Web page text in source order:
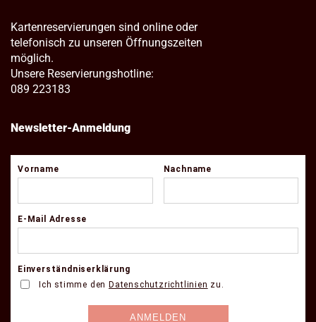
Kartenreservierungen sind online oder
telefonisch zu unseren Öffnungszeiten
möglich.
Unsere Reservierungshotline:
089 223183
Newsletter-Anmeldung